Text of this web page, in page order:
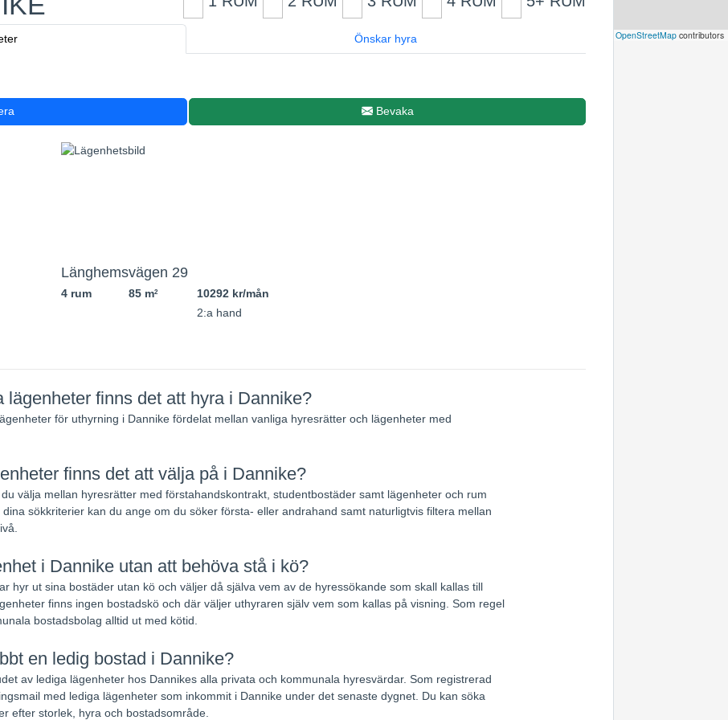
OpenStreetMap contributors
Önskar hyra
Bevaka
Länghemsvägen 29
4 rum 85 m2
10292 kr/mån
2:a hand
lägenheter finns det att hyra i Dannike?
för uthyrning i Dannike fördelat mellan vanliga hyresrätter och lägenheter med
finns det att välja på i Dannike?
välja mellan hyresrätter med förstahandskontrakt, studentbostäder samt lägenheter och rum
sökkriterier kan du ange om du söker första- eller andrahand samt naturligtvis filtera mellan
i Dannike utan att behöva stå i kö?
hyr ut sina bostäder utan kö och väljer då själva vem av de hyressökande som skall kallas till
finns ingen bostadskö och där väljer uthyraren själv vem som kallas på visning. Som regel
bostadsbolag alltid ut med kötid.
en ledig bostad i Dannike?
av lediga lägenheter hos Dannikes alla privata och kommunala hyresvärdar. Som registrerad
med lediga lägenheter som inkommit i Dannike under det senaste dygnet. Du kan söka
efter storlek, hyra och bostadsområde.